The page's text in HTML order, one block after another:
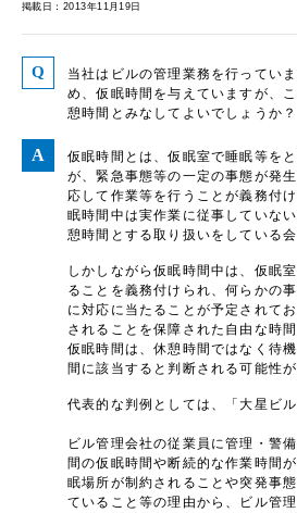
掲載日：2013年11月19日
当社はビルの管理業務を行ってい
め、仮眠時間を与えていますが、
憩時間とみなしてよいでしょうか？
仮眠時間とは、仮眠室で睡眠等を
が、緊急事態等の一定の事態が発
応して作業等を行うことが義務付
眠時間中は実作業に従事していな
憩時間とする取り扱いをしている
しかしながら仮眠時間中は、仮眠
ることを義務付けられ、何らかの
に対応に当たることが予定されて
されることを保障された自由な時
仮眠時間は、休憩時間ではなく待
間に該当すると判断される可能性が
代表的な判例としては、「大星ビ
ビル管理会社の従業員に管理・警
間の仮眠時間や断続的な作業時間
眠場所が制約されることや突発事
ていること等の理由から、ビル管